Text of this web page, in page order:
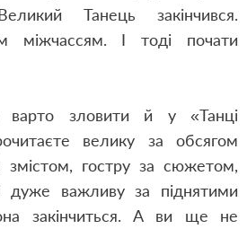
Танець закінчився.
міжчассям. І тоді почати
зловити й у «Танці
велику за обсягом
змістом, гостру за сюжетом,
дуже важливу за піднятими
закінчиться. А ви ще не